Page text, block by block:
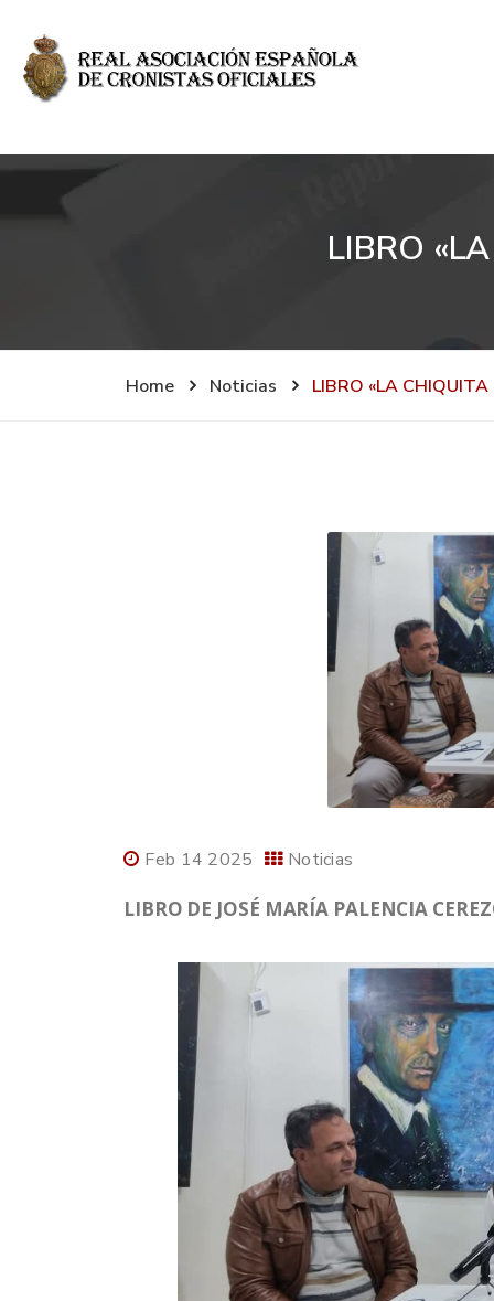
LIBRO
Home Noticias LIBRO «LA CHIQUITA
Feb 14 2025 Noticias
LIBRO DE JOSÉ MARÍA PALENCIA